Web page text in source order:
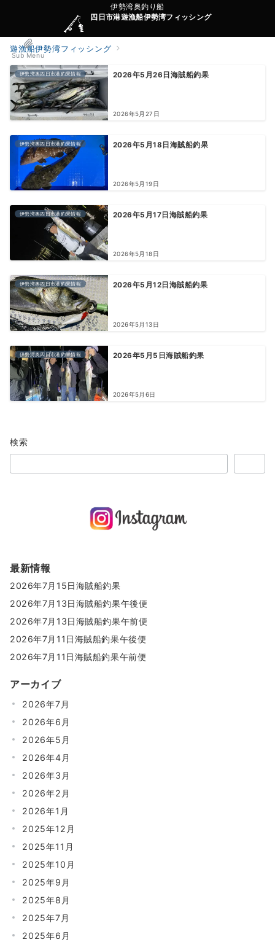
伊勢湾奥釣り船
四日市港遊漁船伊勢湾フィッシング
Sub Menu
遊漁船伊勢湾フィッシング
伊勢湾奥四日市港釣果情報 2026年5月26日海賊船釣果
2026年5月27日
伊勢湾奥四日市港釣果情報 2026年5月18日海賊船釣果
2026年5月19日
伊勢湾奥四日市港釣果情報 2026年5月17日海賊船釣果
2026年5月18日
伊勢湾奥四日市港釣果情報 2026年5月12日海賊船釣果
2026年5月13日
伊勢湾奥四日市港釣果情報 2026年5月5日海賊船釣果
2026年5月6日
検索
最新情報
2026年7月15日海賊船釣果
2026年7月13日海賊船釣果午後便
2026年7月13日海賊船釣果午前便
2026年7月11日海賊船釣果午後便
2026年7月11日海賊船釣果午前便
アーカイブ
2026年7月
2026年6月
2026年5月
2026年4月
2026年3月
2026年2月
2026年1月
2025年12月
2025年11月
2025年10月
2025年9月
2025年8月
2025年7月
2025年6月